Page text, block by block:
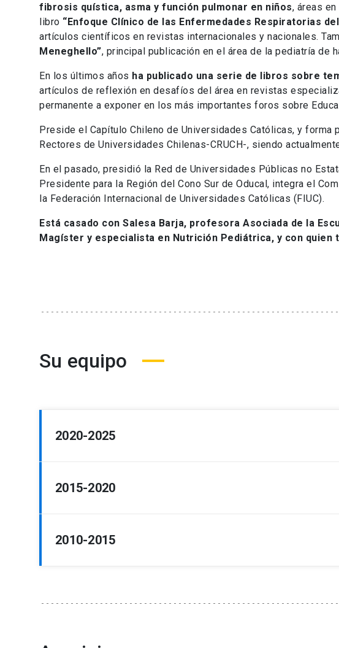
fibrosis quística, asma y función pulmonar en niños, áreas
libro “Enfoque Clínico de las Enfermedades Respiratorias del
artículos científicos en revistas internacionales y nacionales.
Meneghello”, principal publicación en el área de la pediatría de
En los últimos años ha publicado una serie de libros sobre
artículos de reflexión en desafíos del área en revistas
permanente a exponer en los más importantes foros sobre
Preside el Capítulo Chileno de Universidades Católicas, y forma
Rectores de Universidades Chilenas-CRUCH-, siendo
En el pasado, presidió la Red de Universidades Públicas no
Presidente para la Región del Cono Sur de Oducal, integra el
la Federación Internacional de Universidades Católicas (FIUC).
Está casado con Salesa Barja, profesora Asociada de la
Magíster y especialista en Nutrición Pediátrica, y con quien
Su equipo
2020-2025
Prorrector
Prorrector de Gestión Institucional
2015-2020
Prorrector
2010-2015